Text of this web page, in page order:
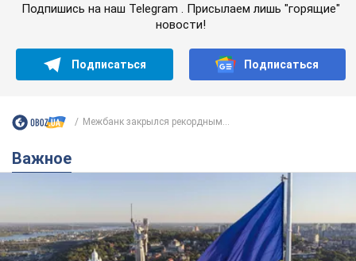
Подпишись на наш Telegram . Присылаем лишь "горящие"
новости!
Подписаться Подписаться
Межбанк закрылся рекордным...
Важное